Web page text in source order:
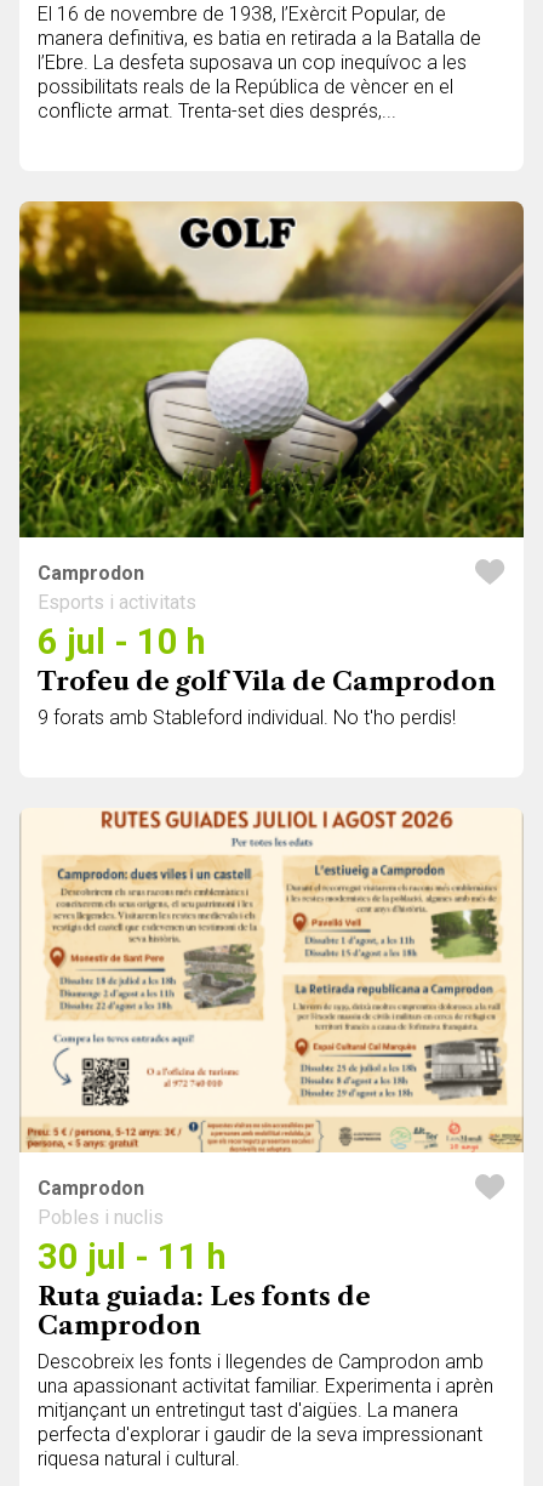
El 16 de novembre de 1938, l’Exèrcit Popular, de
manera definitiva, es batia en retirada a la Batalla de
l’Ebre. La desfeta suposava un cop inequívoc a les
possibilitats reals de la República de vèncer en el
conflicte armat. Trenta-set dies després,...
Camprodon
Esports i activitats
6 jul - 10 h
Trofeu de golf Vila de Camprodon
9 forats amb Stableford individual. No t'ho perdis!
Camprodon
Pobles i nuclis
30 jul - 11 h
Ruta guiada: Les fonts de
Camprodon
Descobreix les fonts i llegendes de Camprodon amb
una apassionant activitat familiar. Experimenta i aprèn
mitjançant un entretingut tast d'aigües. La manera
perfecta d'explorar i gaudir de la seva impressionant
riquesa natural i cultural.